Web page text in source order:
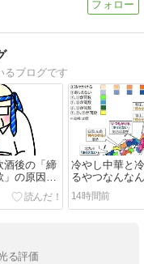
るブログです
酒後の「締
」の原因
真実
冷やし中華と
るやつなんな
14時間前
る評価